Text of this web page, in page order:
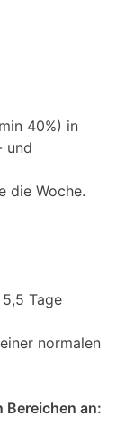
40%) in
und
die Woche.
Tage
normalen
Bereichen an: